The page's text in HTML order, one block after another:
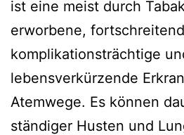
ist eine meist durch
erworbene,
komplikationsträchtige
lebensverkürzende
Atemwege. Es können
ständiger Husten und